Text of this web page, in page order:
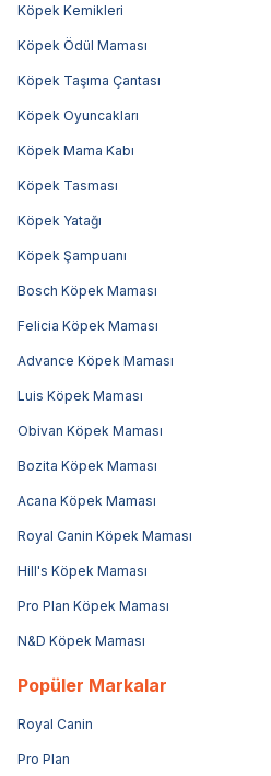
Köpek Kemikleri
Köpek Ödül Maması
Köpek Taşıma Çantası
Köpek Oyuncakları
Köpek Mama Kabı
Köpek Tasması
Köpek Yatağı
Köpek Şampuanı
Bosch Köpek Maması
Felicia Köpek Maması
Advance Köpek Maması
Luis Köpek Maması
Obivan Köpek Maması
Bozita Köpek Maması
Acana Köpek Maması
Royal Canin Köpek Maması
Hill's Köpek Maması
Pro Plan Köpek Maması
N&D Köpek Maması
Popüler Markalar
Royal Canin
Pro Plan